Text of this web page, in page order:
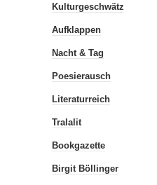
Kulturgeschwätz
Aufklappen
Nacht & Tag
Poesierausch
Literaturreich
Tralalit
Bookgazette
Birgit Böllinger